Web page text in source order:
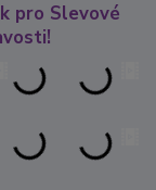
pro Slevové